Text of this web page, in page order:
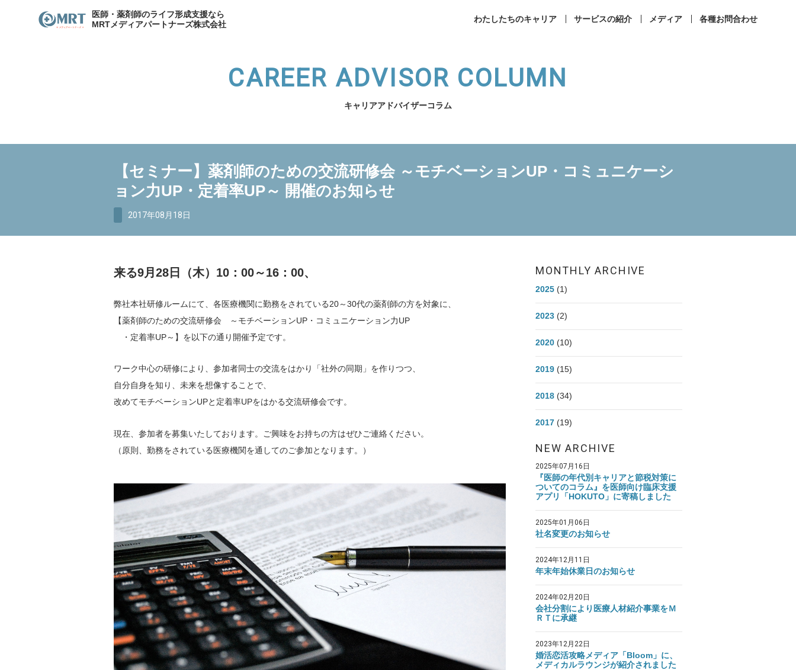
医師・薬剤師のライフ形成支援なら
MRTメディアパートナーズ株式会社
わたしたちのキャリア
わたしたちのキャリアへ
サービスの紹介
資産形成支援 医院開業支援 薬局開業支援 メディカルラウンジ まなびメディカル
メディア 各種お問合わせ
資産形成・節税相談 開業相談
CAREER ADVISOR COLUMN
キャリアアドバイザーコラム
【セミナー】薬剤師のための交流研修会 ～モチベーションUP・コミュニケーシ
ョン力UP・定着率UP～ 開催のお知らせ
2017年08月18日
来る9月28日（木）10：00～16：00、
弊社本社研修ルームにて、各医療機関に勤務をされている20～30代の薬剤師の方を対象に、
【薬剤師のための交流研修会 ～モチベーションUP・コミュニケーション力UP
・定着率UP～】を以下の通り開催予定です。
ワーク中心の研修により、参加者同士の交流をはかり「社外の同期」を作りつつ、
自分自身を知り、未来を想像することで、
改めてモチベーションUPと定着率UPをはかる交流研修会です。
現在、参加者を募集いたしております。ご興味をお持ちの方はぜひご連絡ください。
（原則、勤務をされている医療機関を通してのご参加となります。）
MONTHLY ARCHIVE
2025 (1)
2023 (2)
2020 (10)
2019 (15)
2018 (34)
2017 (19)
NEW ARCHIVE
2025年07月16日
『医師の年代別キャリアと節税対策に
ついてのコラム』を医師向け臨床支援
アプリ「HOKUTO」に寄稿しました
2025年01月06日
社名変更のお知らせ
2024年12月11日
年末年始休業日のお知らせ
2024年02月20日
会社分割により医療人材紹介事業をＭ
ＲＴに承継
2023年12月22日
婚活恋活攻略メディア「Bloom」に、
メディカルラウンジが紹介されました